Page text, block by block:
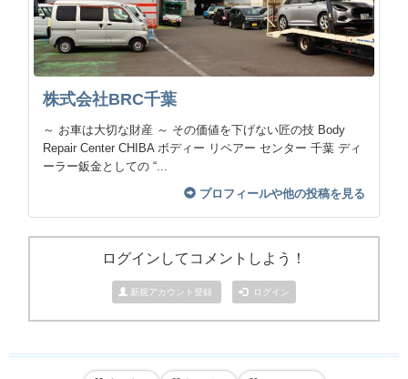
株式会社BRC千葉
～ お車は大切な財産 ～ その価値を下げない匠の技 Body
Repair Center CHIBA ボディー リペアー センター 千葉 ディ
ーラー鈑金としての “...
プロフィールや他の投稿を見る
ログインしてコメントしよう！
新規アカウント登録 ログイン